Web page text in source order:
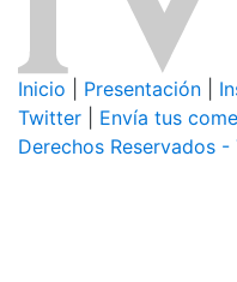
Inicio Presentación
Twitter
Envía tus
Derechos Reservados -